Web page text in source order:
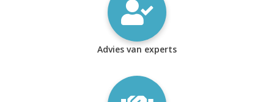
Advies van experts